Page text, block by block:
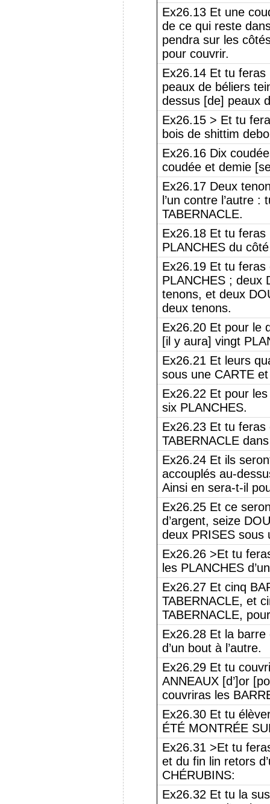
Ex26.13 Et une
de ce qui reste
pendra sur les
pour couvrir.
Ex26.14 Et tu feras
peaux de béliers
dessus [de] peaux
Ex26.15 > Et tu
bois de shittim
Ex26.16 Dix
coudée et demie
Ex26.17 Deux
l’un contre l’autre
TABERNACLE.
Ex26.18 Et tu feras
PLANCHES du
Ex26.19 Et tu feras
PLANCHES ; deux
tenons, et deux
deux tenons.
Ex26.20 Et pour le
[il y aura] vingt
Ex26.21 Et leurs
sous une CARTE
Ex26.22 Et pour
six PLANCHES.
Ex26.23 Et tu feras
TABERNACLE
Ex26.24 Et ils
accouplés au-
Ainsi en sera-t-il
Ex26.25 Et ce
d’argent, seize
deux PRISES sous
Ex26.26 >Et tu
les PLANCHES
Ex26.27 Et cinq
TABERNACLE, et
TABERNACLE,
Ex26.28 Et la barre
d’un bout à l’autre.
Ex26.29 Et tu
ANNEAUX [d’]or
couvriras les
Ex26.30 Et tu
ÉTÉ MONTRÉE
Ex26.31 >Et tu
et du fin lin retors
CHÉRUBINS:
Ex26.32 Et tu la